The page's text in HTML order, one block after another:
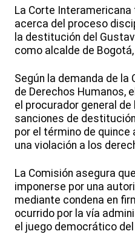
La Corte
acerca del proceso
la destitución del
como alcalde de
Según la demanda de
de Derechos Humanos,
el procurador general
sanciones de
por el término de quince
una violación a los
La Comisión asegura
imponerse por una
mediante condena en
ocurrido por la vía
el juego democrático